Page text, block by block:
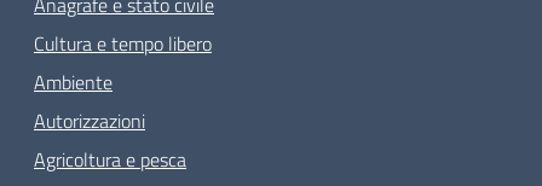
Cultura e tempo libero
Ambiente
Autorizzazioni
Agricoltura e pesca